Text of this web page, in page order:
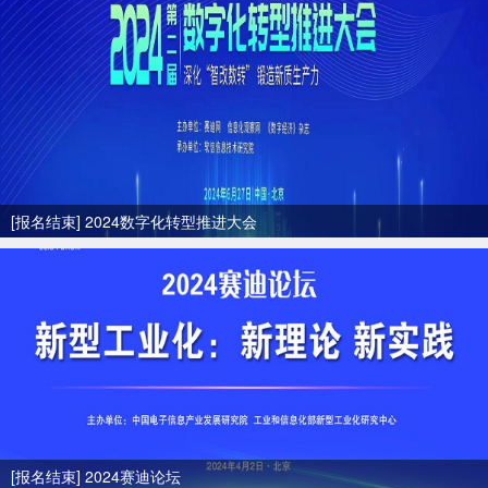
[报名结束] 2024数字化转型推进大会
[报名结束] 2024赛迪论坛